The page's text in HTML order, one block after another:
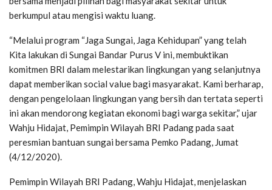
berkumpul atau mengisi waktu luang.
“Melalui program “Jaga Sungai, Jaga Kehidupan” yang telah
Kita lakukan di Sungai Bandar Purus V ini, membuktikan
komitmen BRI dalam melestarikan lingkungan yang selanjutnya
dapat memberikan social value bagi masyarakat. Kami berharap,
dengan pengelolaan lingkungan yang bersih dan tertata seperti
ini akan mendorong kegiatan ekonomi bagi warga sekitar,” ujar
Wahju Hidajat, Pemimpin Wilayah BRI Padang pada saat
peresmian bantuan sungai bersama Pemko Padang, Jumat
(4/12/2020).
Pemimpin Wilayah BRI Padang, Wahju Hidajat, menjelaskan